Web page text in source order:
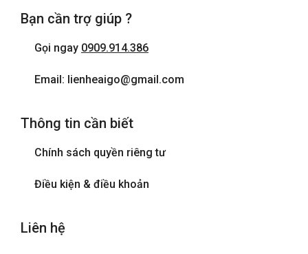
Bạn cần trợ giúp ?
Gọi ngay 0909.914.386
Email: lienheaigo@gmail.com
Thông tin cần biết
Chính sách quyền riêng tư
Điều kiện & điều khoản
Liên hệ